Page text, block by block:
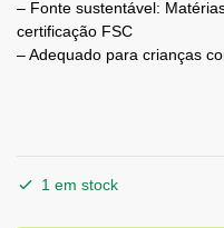
– Fonte sustentável:
certificação FSC
– Adequado para crianças
1 em stock